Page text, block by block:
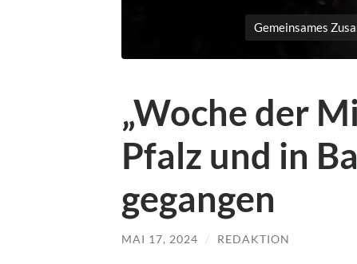
Gemeinsames
„Woche der
Pfalz und in
gegangen
MAI 17, 2024 / REDAKTION